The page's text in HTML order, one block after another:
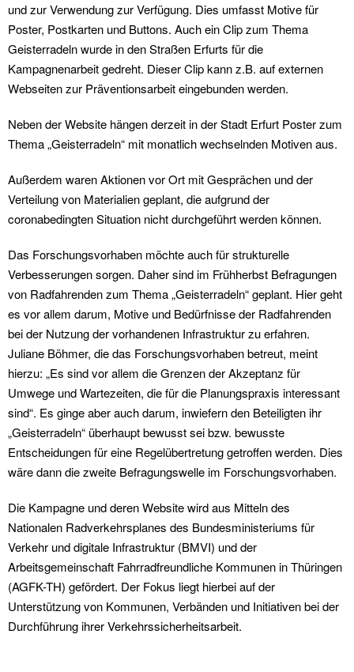
und zur Verwendung zur Verfügung. Dies umfasst Motive für
Poster, Postkarten und Buttons. Auch ein Clip zum Thema
Geisterradeln wurde in den Straßen Erfurts für die
Kampagnenarbeit gedreht. Dieser Clip kann z.B. auf externen
Webseiten zur Präventionsarbeit eingebunden werden.
Neben der Website hängen derzeit in der Stadt Erfurt Poster zum
Thema „Geisterradeln“ mit monatlich wechselnden Motiven aus.
Außerdem waren Aktionen vor Ort mit Gesprächen und der
Verteilung von Materialien geplant, die aufgrund der
coronabedingten Situation nicht durchgeführt werden können.
Das Forschungsvorhaben möchte auch für strukturelle
Verbesserungen sorgen. Daher sind im Frühherbst Befragungen
von Radfahrenden zum Thema „Geisterradeln“ geplant. Hier geht
es vor allem darum, Motive und Bedürfnisse der Radfahrenden
bei der Nutzung der vorhandenen Infrastruktur zu erfahren.
Juliane Böhmer, die das Forschungsvorhaben betreut, meint
hierzu: „Es sind vor allem die Grenzen der Akzeptanz für
Umwege und Wartezeiten, die für die Planungspraxis interessant
sind“. Es ginge aber auch darum, inwiefern den Beteiligten ihr
„Geisterradeln“ überhaupt bewusst sei bzw. bewusste
Entscheidungen für eine Regelübertretung getroffen werden. Dies
wäre dann die zweite Befragungswelle im Forschungsvorhaben.
Die Kampagne und deren Website wird aus Mitteln des
Nationalen Radverkehrsplanes des Bundesministeriums für
Verkehr und digitale Infrastruktur (BMVI) und der
Arbeitsgemeinschaft Fahrradfreundliche Kommunen in Thüringen
(AGFK-TH) gefördert. Der Fokus liegt hierbei auf der
Unterstützung von Kommunen, Verbänden und Initiativen bei der
Durchführung ihrer Verkehrssicherheitsarbeit.